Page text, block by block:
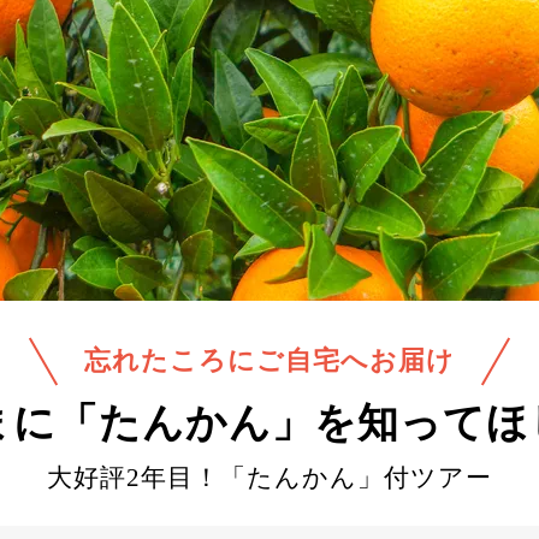
忘れたころにご自宅へお届け
「たんかん」 を知って
大好評2年目！「たんかん」付ツアー